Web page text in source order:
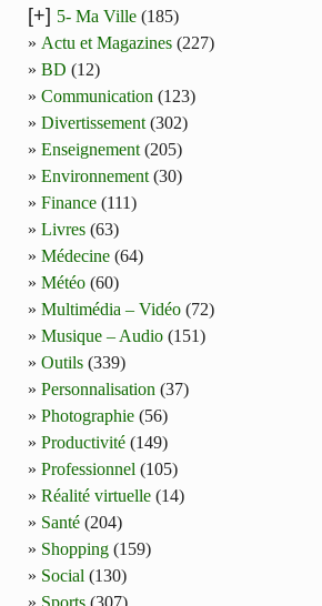
[+] 5- Ma Ville (185)
Actu et Magazines (227)
BD (12)
Communication (123)
Divertissement (302)
Enseignement (205)
Environnement (30)
Finance (111)
Livres (63)
Médecine (64)
Météo (60)
Multimédia – Vidéo (72)
Musique – Audio (151)
Outils (339)
Personnalisation (37)
Photographie (56)
Productivité (149)
Professionnel (105)
Réalité virtuelle (14)
Santé (204)
Shopping (159)
Social (130)